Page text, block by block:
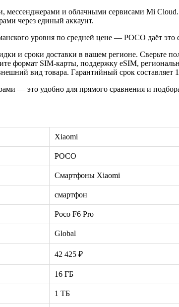
мессенджерами и облачными сервисами Mi
через единый аккаунт.
уровня по средней цене — POCO даёт это
и сроки доставки в вашем регионе. Сверьте
формат SIM-карты, поддержку eSIM,
вид товара. Гарантийный срок составляет
— это удобно для прямого сравнения и
Xiaomi
POCO
Смартфоны Xiaomi
смартфон
Poco F6 Pro
Global
42 425 ₽
16 ГБ
1 ТБ